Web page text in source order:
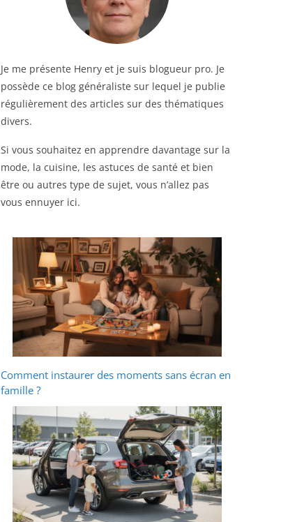
Je me présente Henry et je suis blogueur pro. Je
possède ce blog généraliste sur lequel je publie
régulièrement des articles sur des thématiques
divers.
Si vous souhaitez en apprendre davantage sur la
mode, la cuisine, les astuces de santé et bien
être ou autres type de sujet, vous n’allez pas
vous ennuyer ici.
Comment instaurer des moments sans écran en
famille ?